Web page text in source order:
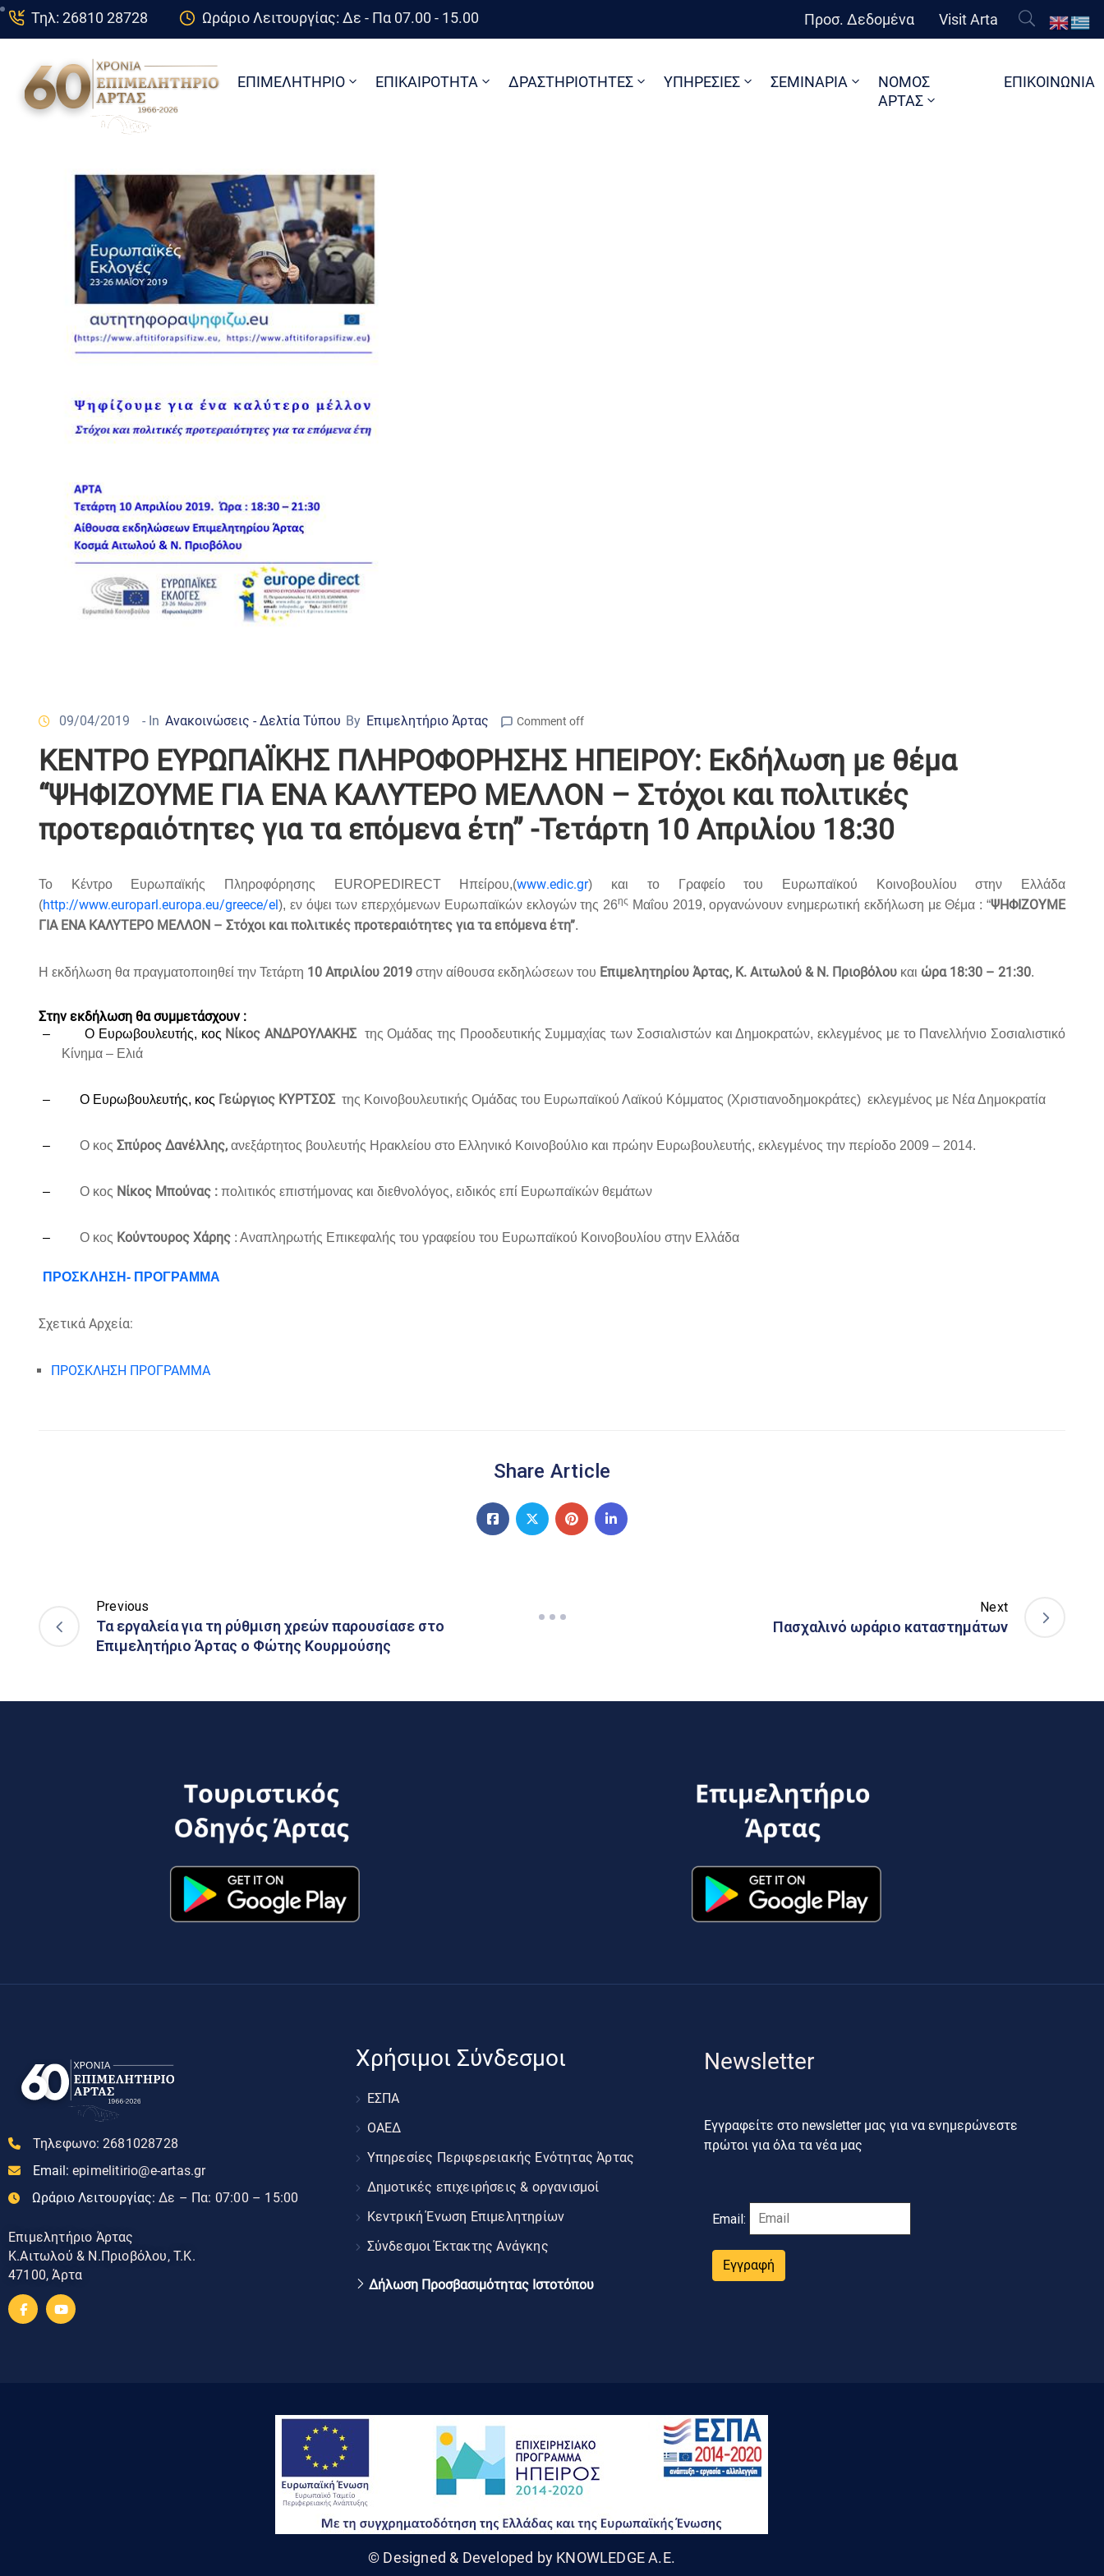
Τηλ: 26810 28728 Ωράριο Λειτουργίας: Δε - Πα 07.00 - 15.00 Προσ. Δεδομένα Visit Arta
ΕΠΙΜΕΛΗΤΗΡΙΟ ΕΠΙΚΑΙΡΟΤΗΤΑ ΔΡΑΣΤΗΡΙΟΤΗΤΕΣ ΥΠΗΡΕΣΙΕΣ ΣΕΜΙΝΑΡΙΑ
ΝΟΜΟΣ
ΑΡΤΑΣ
ΕΠΙΚΟΙΝΩΝΙΑ
09/04/2019 - In Ανακοινώσεις - Δελτία Τύπου By Επιμελητήριο Άρτας Comment off
ΚΕΝΤΡΟ ΕΥΡΩΠΑΪΚΗΣ ΠΛΗΡΟΦΟΡΗΣΗΣ ΗΠΕΙΡΟΥ: Εκδήλωση με θέμα
“ΨΗΦΙΖΟΥΜΕ ΓΙΑ ΕΝΑ ΚΑΛΥTΕΡΟ ΜΕΛΛΟΝ – Στόχοι και πολιτικές
προτεραιότητες για τα επόμενα έτη” -Τετάρτη 10 Απριλίου 18:30
Το Κέντρο Ευρωπαϊκής Πληροφόρησης EUROPEDIRECTΗπείρου,(www.edic.gr) και το Γραφείο του Ευρωπαϊκού Κοινοβουλίου στην Ελλάδα
(http://www.europarl.europa.eu/greece/el), εν όψει των επερχόμενων Ευρωπαϊκών εκλογών της 26ης Μαΐου 2019, οργανώνουν ενημερωτική εκδήλωση με Θέμα : “ΨΗΦΙΖΟΥΜΕ
ΓΙΑ ΕΝΑ ΚΑΛΥTΕΡΟ ΜΕΛΛΟΝ – Στόχοι και πολιτικές προτεραιότητες για τα επόμενα έτη”.
H εκδήλωση θα πραγματοποιηθεί την Τετάρτη 10 Απριλίου 2019 στην αίθουσα εκδηλώσεων του Επιμελητηρίου Άρτας, Κ. Αιτωλού & Ν. Πριοβόλου και ώρα 18:30 – 21:30.
Στην εκδήλωση θα συμμετάσχουν :
– Ο Ευρωβουλευτής, κος Νίκος ΑΝΔΡΟΥΛΑΚΗΣ τηςΟμάδας της Προοδευτικής Συμμαχίας των Σοσιαλιστών και Δημοκρατών,εκλεγμένος με το Πανελλήνιο Σοσιαλιστικό
Κίνημα – Ελιά
– Ο Ευρωβουλευτής, κος Γεώργιος ΚΥΡΤΣΟΣ της Κoιvoβoυλευτικής Ομάδας του Ευρωπαϊκού Λαϊκού Κόμματος (Χριστιανοδημοκράτες) εκλεγμένος με Νέα Δημοκρατία
– Ο κος Σπύρος Δανέλλης,ανεξάρτητος βουλευτής Ηρακλείου στο Ελληνικό Κοινοβούλιο και πρώην Ευρωβουλευτής, εκλεγμένος την περίοδο 2009 – 2014.
– Ο κος Νίκος Μπούνας :πολιτικός επιστήμονας και διεθνολόγος, ειδικός επί Ευρωπαϊκών θεμάτων
– Ο κος Κούντουρος Χάρης : Αναπληρωτής Επικεφαλής του γραφείου του Ευρωπαϊκού Κοινοβουλίου στην Ελλάδα
ΠΡΟΣΚΛΗΣΗ- ΠΡΟΓΡΑΜΜΑ
Σχετικά Αρχεία:
ΠΡΟΣΚΛΗΣΗ ΠΡΟΓΡΑΜΜΑ
Share Article
Previous
Τα εργαλεία για τη ρύθμιση χρεών παρουσίασε στο
Επιμελητήριο Άρτας ο Φώτης Κουρμούσης
Next
Πασχαλινό ωράριο καταστημάτων
Τηλεφωνο: 2681028728
Email: epimelitirio@e-artas.gr
Ωράριο Λειτουργίας: Δε – Πα: 07:00 – 15:00
Επιμελητήριο Άρτας
Κ.Αιτωλού & Ν.Πριοβόλου, Τ.Κ.
47100, Άρτα
Χρήσιμοι Σύνδεσμοι
ΕΣΠΑ
ΟΑΕΔ
Υπηρεσίες Περιφερειακής Ενότητας Άρτας
Δημοτικές επιχειρήσεις & οργανισμοί
Κεντρική Ένωση Επιμελητηρίων
Σύνδεσμοι Έκτακτης Ανάγκης
Δήλωση Προσβασιμότητας Ιστοτόπου
Newsletter
Εγγραφείτε στο newsletter μας για να ενημερώνεστε
πρώτοι για όλα τα νέα μας
Email:
Εγγραφή
© Designed & Developed by KNOWLEDGE A.E.